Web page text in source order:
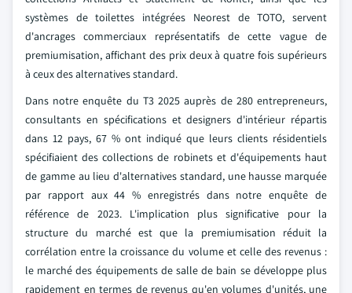
systèmes de toilettes intégrées Neorest de TOTO, servent
d'ancrages commerciaux représentatifs de cette vague de
premiumisation, affichant des prix deux à quatre fois supérieurs
à ceux des alternatives standard.
Dans notre enquête du T3 2025 auprès de 280 entrepreneurs,
consultants en spécifications et designers d'intérieur répartis
dans 12 pays, 67 % ont indiqué que leurs clients résidentiels
spécifiaient des collections de robinets et d'équipements haut
de gamme au lieu d'alternatives standard, une hausse marquée
par rapport aux 44 % enregistrés dans notre enquête de
référence de 2023. L'implication plus significative pour la
structure du marché est que la premiumisation réduit la
corrélation entre la croissance du volume et celle des revenus :
le marché des équipements de salle de bain se développe plus
rapidement en termes de revenus qu'en volumes d'unités, une